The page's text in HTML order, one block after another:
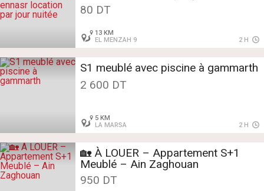
80 DT
13 KM
EL MENZAH 9
2 H
S1 meublé avec piscine à gammarth
2 600 DT
5 KM
LA MARSA
2 H
🏡 À LOUER – Appartement S+1
Meublé – Ain Zaghouan
950 DT